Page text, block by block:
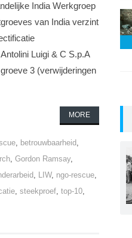
India Werkgroep
van India verzint
Luigi & C S.p.A
3 (verwijderingen
MORE
, betrouwbaarheid,
, Gordon Ramsay,
, LIW, ngo-rescue,
, steekproef, top-10,